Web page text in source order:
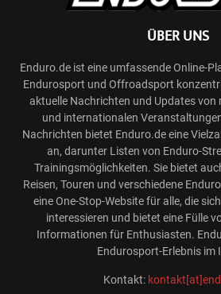
ÜBER UNS
Enduro.de ist eine umfassende Online-
Endurosport und Offroadsport
aktuelle Nachrichten und Updates von
und internationalen
Nachrichten bietet Enduro.de eine
an, darunter Listen von Enduro-
Trainingsmöglichkeiten. Sie bietet
Reisen, Touren und verschiedene
eine One-Stop-Website für alle, die
interessieren und bietet eine Fülle
Informationen für Enthusiasten.
Endurosport-Erlebnis im
Kontakt: